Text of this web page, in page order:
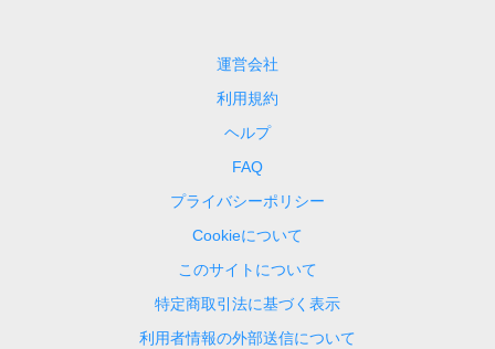
運営会社
利用規約
ヘルプ
FAQ
プライバシーポリシー
Cookieについて
このサイトについて
特定商取引法に基づく表示
利用者情報の外部送信について